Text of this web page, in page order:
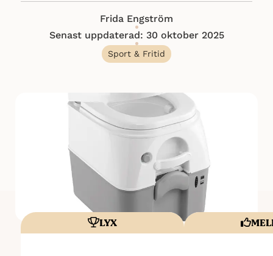
Frida Engström
Senast uppdaterad: 30 oktober 2025
Sport & Fritid
LYX